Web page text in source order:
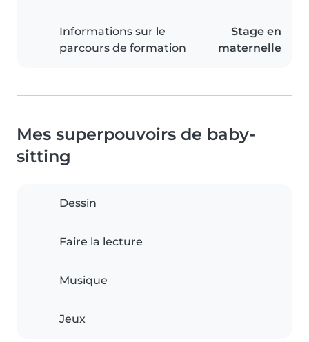
Informations sur le
parcours de formation
Stage en
maternelle
Mes superpouvoirs de baby-
sitting
Dessin
Faire la lecture
Musique
Jeux